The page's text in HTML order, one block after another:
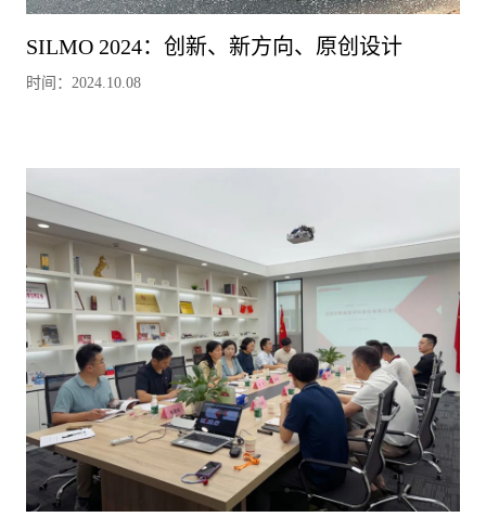
SILMO 2024：创新、新方向、原创设计
时间：2024.10.08